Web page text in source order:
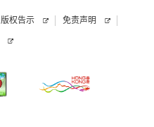
版权告示 免责声明